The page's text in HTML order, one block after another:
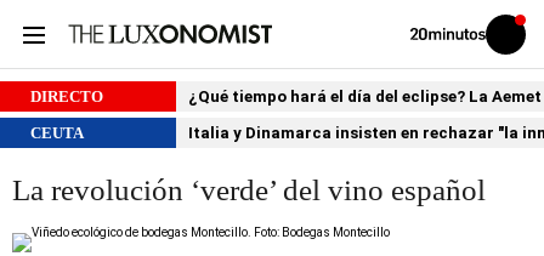
Volver
Iniciar
sesión
DIRECTO
¿Qué tiempo hará el día del eclipse? La
CEUTA
Italia y Dinamarca insisten en rechazar "la
La revolución ‘verde’ del vino español